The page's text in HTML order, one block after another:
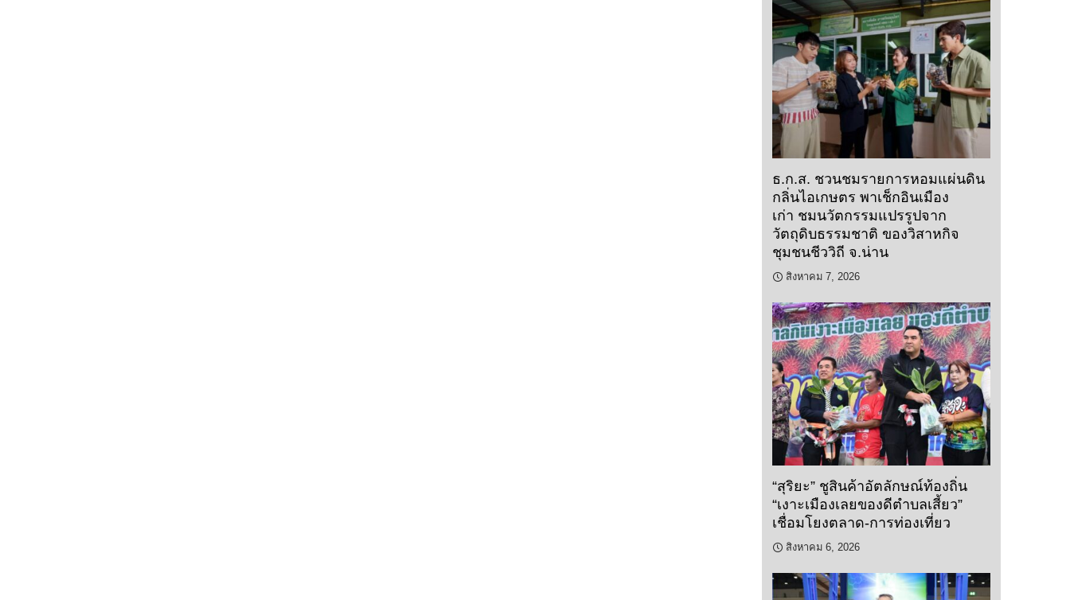
ธ.ก.ส. ชวนชมรายการหอมแผ่นดิน
กลิ่นไอเกษตร พาเช็กอินเมือง
เก่า ชมนวัตกรรมแปรรูปจาก
วัตถุดิบธรรมชาติ ของวิสาหกิจ
ชุมชนชีววิถี จ.น่าน
สิงหาคม 7, 2026
“สุริยะ” ชูสินค้าอัตลักษณ์ท้องถิ่น
“เงาะเมืองเลยของดีตำบลเสี้ยว”
เชื่อมโยงตลาด-การท่องเที่ยว
สิงหาคม 6, 2026